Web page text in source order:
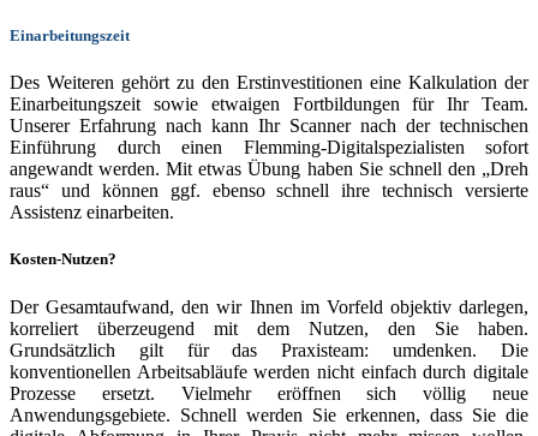
Einarbeitungszeit
Des Weiteren gehört zu den Erstinvestitionen eine Kalkulation der
Einarbeitungszeit sowie etwaigen Fortbildungen für Ihr Team.
Unserer Erfahrung nach kann Ihr Scanner nach der technischen
Einführung durch einen Flemming-Digitalspezialisten sofort
angewandt werden. Mit etwas Übung haben Sie schnell den „Dreh
raus“ und können ggf. ebenso schnell ihre technisch versierte
Assistenz einarbeiten.
Kosten-Nutzen?
Der Gesamtaufwand, den wir Ihnen im Vorfeld objektiv darlegen,
korreliert überzeugend mit dem Nutzen, den Sie haben.
Grundsätzlich gilt für das Praxisteam: umdenken. Die
konventionellen Arbeitsabläufe werden nicht einfach durch digitale
Prozesse ersetzt. Vielmehr eröffnen sich völlig neue
Anwendungsgebiete. Schnell werden Sie erkennen, dass Sie die